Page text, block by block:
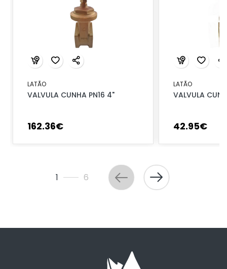
LATÃO
VALVULA CUNHA PN16 4"
162.36€
LATÃO
VALVULA
42.95€
1 6